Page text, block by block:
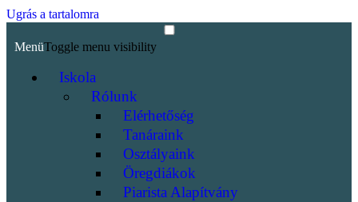
Ugrás a tartalomra
MenüToggle menu visibility
Iskola
Rólunk
Elérhetőség
Tanáraink
Osztályaink
Öregdiákok
Piarista Alapítvány